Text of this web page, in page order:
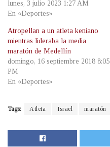
lunes, 3 julio 2023 1:27 AM
En «Deportes»
Atropellan a un atleta keniano
mientras lideraba la media
maratón de Medellín
domingo, 16 septiembre 2018 8:05
PM
En «Deportes»
Tags: Atleta Israel maratón